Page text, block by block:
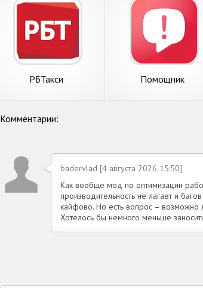
РБТакси Помощник
Комментарии:
badervlad [4 августа 2026 15:50]
Как вообще мод по оптимизации
производительность не лагает и
кайфово. Но есть вопрос –
Хотелось бы немного меньше